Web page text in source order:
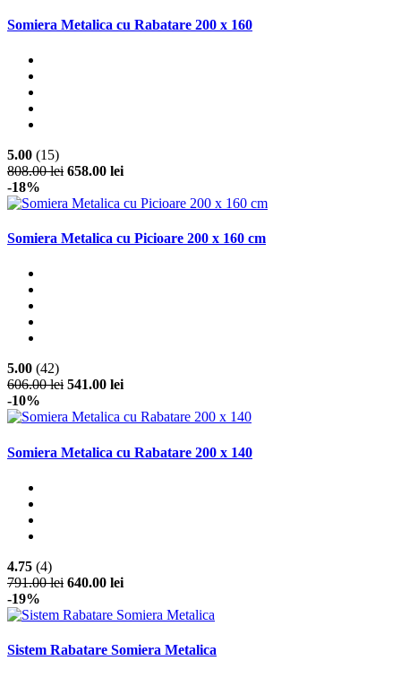
Somiera Metalica cu Rabatare 200 x 160
5.00 (15)
808.00 lei 658.00 lei
-18%
Somiera Metalica cu Picioare 200 x 160 cm
5.00 (42)
606.00 lei 541.00 lei
-10%
Somiera Metalica cu Rabatare 200 x 140
4.75 (4)
791.00 lei 640.00 lei
-19%
Sistem Rabatare Somiera Metalica